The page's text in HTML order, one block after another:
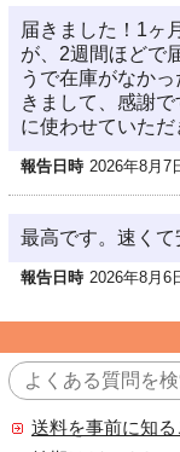
届きました！1ヶ
が、2週間ほどで
うで在庫がなか
きまして、感謝
に使わせていただ
報告日時 2026年8月7
最高です。速く
報告日時 2026年8月6
送料を事前に知